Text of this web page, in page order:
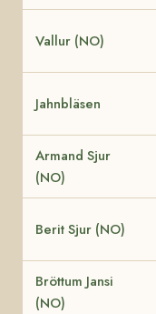
Vallur (NO)
Jahnbläsen
Armand Sjur
(NO)
Berit Sjur (NO)
Bröttum Jansi
(NO)